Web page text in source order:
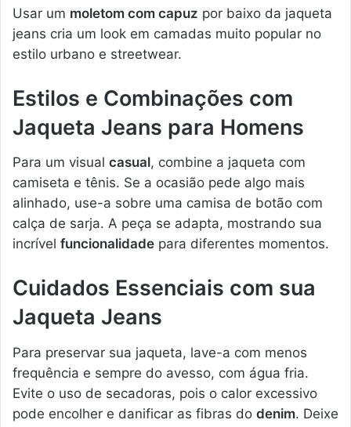
Usar um moletom com capuz por baixo da jaqueta
jeans cria um look em camadas muito popular no
estilo urbano e streetwear.
Estilos e Combinações com
Jaqueta Jeans para Homens
Para um visual casual, combine a jaqueta com
camiseta e tênis. Se a ocasião pede algo mais
alinhado, use-a sobre uma camisa de botão com
calça de sarja. A peça se adapta, mostrando sua
incrível funcionalidade para diferentes momentos.
Cuidados Essenciais com sua
Jaqueta Jeans
Para preservar sua jaqueta, lave-a com menos
frequência e sempre do avesso, com água fria.
Evite o uso de secadoras, pois o calor excessivo
pode encolher e danificar as fibras do denim. Deixe